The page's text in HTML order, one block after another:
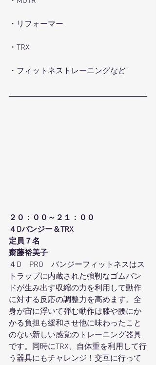
・リフォーマー
・TRX
・フィットネストレーニングなど
２０：００～２１：００
４Dバンジー＆TRX
定員７名
齋藤裕美子
４D　PRO　バンジーフィットネスはス
トラップに内蔵された強靭なゴムバン
ドが生み出す収縮の力を利用して動作
に対する反応の調整力を高めます。全
身が宙に浮いて弾む動作は膝や腰にか
かる負担も緩和させ他に味わったこと
のない新しい感覚のトレーニング器具
です。同時にTRX、自体重を利用して行
う器具にもチャレンジ！交互に行って